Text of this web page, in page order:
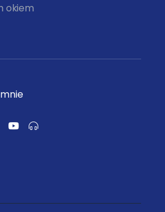
okiem